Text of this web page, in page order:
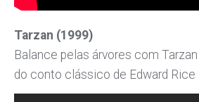
Tarzan (1999)
Balance pelas árvores com
do conto clássico de Edward Rice